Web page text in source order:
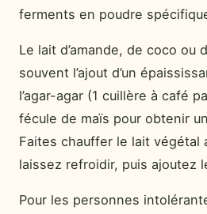
ferments en poudre
Le lait d’amande, de coco ou
souvent l’ajout d’un
l’agar-agar (1 cuillère à café
fécule de maïs pour obtenir
Faites chauffer le lait végétal
laissez refroidir, puis ajoutez
Pour les personnes